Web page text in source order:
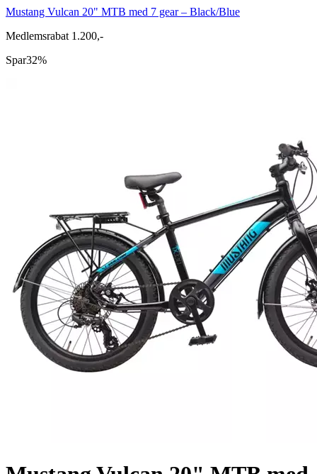
Mustang Vulcan 20" MTB med 7 gear – Black/Blue
Medlemsrabat 1.200,-
Spar32%